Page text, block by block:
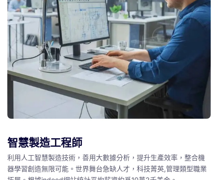
智慧製造工程師
利用人工智慧製造技術，善用大數據分析，提升生產效率，整合機
器學習創造無限可能。世界舞台急缺人才，科技菁英,管理類型職業